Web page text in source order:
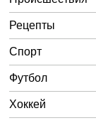
Рецепты
Спорт
Футбол
Хоккей